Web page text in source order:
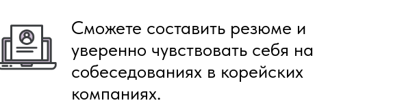
Сможете составить резюме и
уверенно чувствовать себя на
собеседованиях в корейских
компаниях.